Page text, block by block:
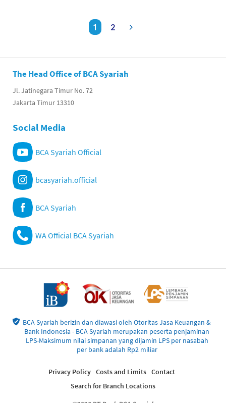
1 2
The Head Office of BCA Syariah
Jl. Jatinegara Timur No. 72
Jakarta Timur 13310
Social Media
BCA Syariah Official
bcasyariah.official
BCA Syariah
WA Official BCA Syariah
BCA Syariah berizin dan diawasi oleh Otoritas Jasa Keuangan &
Bank Indonesia - BCA Syariah merupakan peserta penjaminan
LPS-Maksimum nilai simpanan yang dijamin LPS per nasabah
per bank adalah Rp2 miliar
Privacy Policy Costs and Limits Contact
Search for Branch Locations